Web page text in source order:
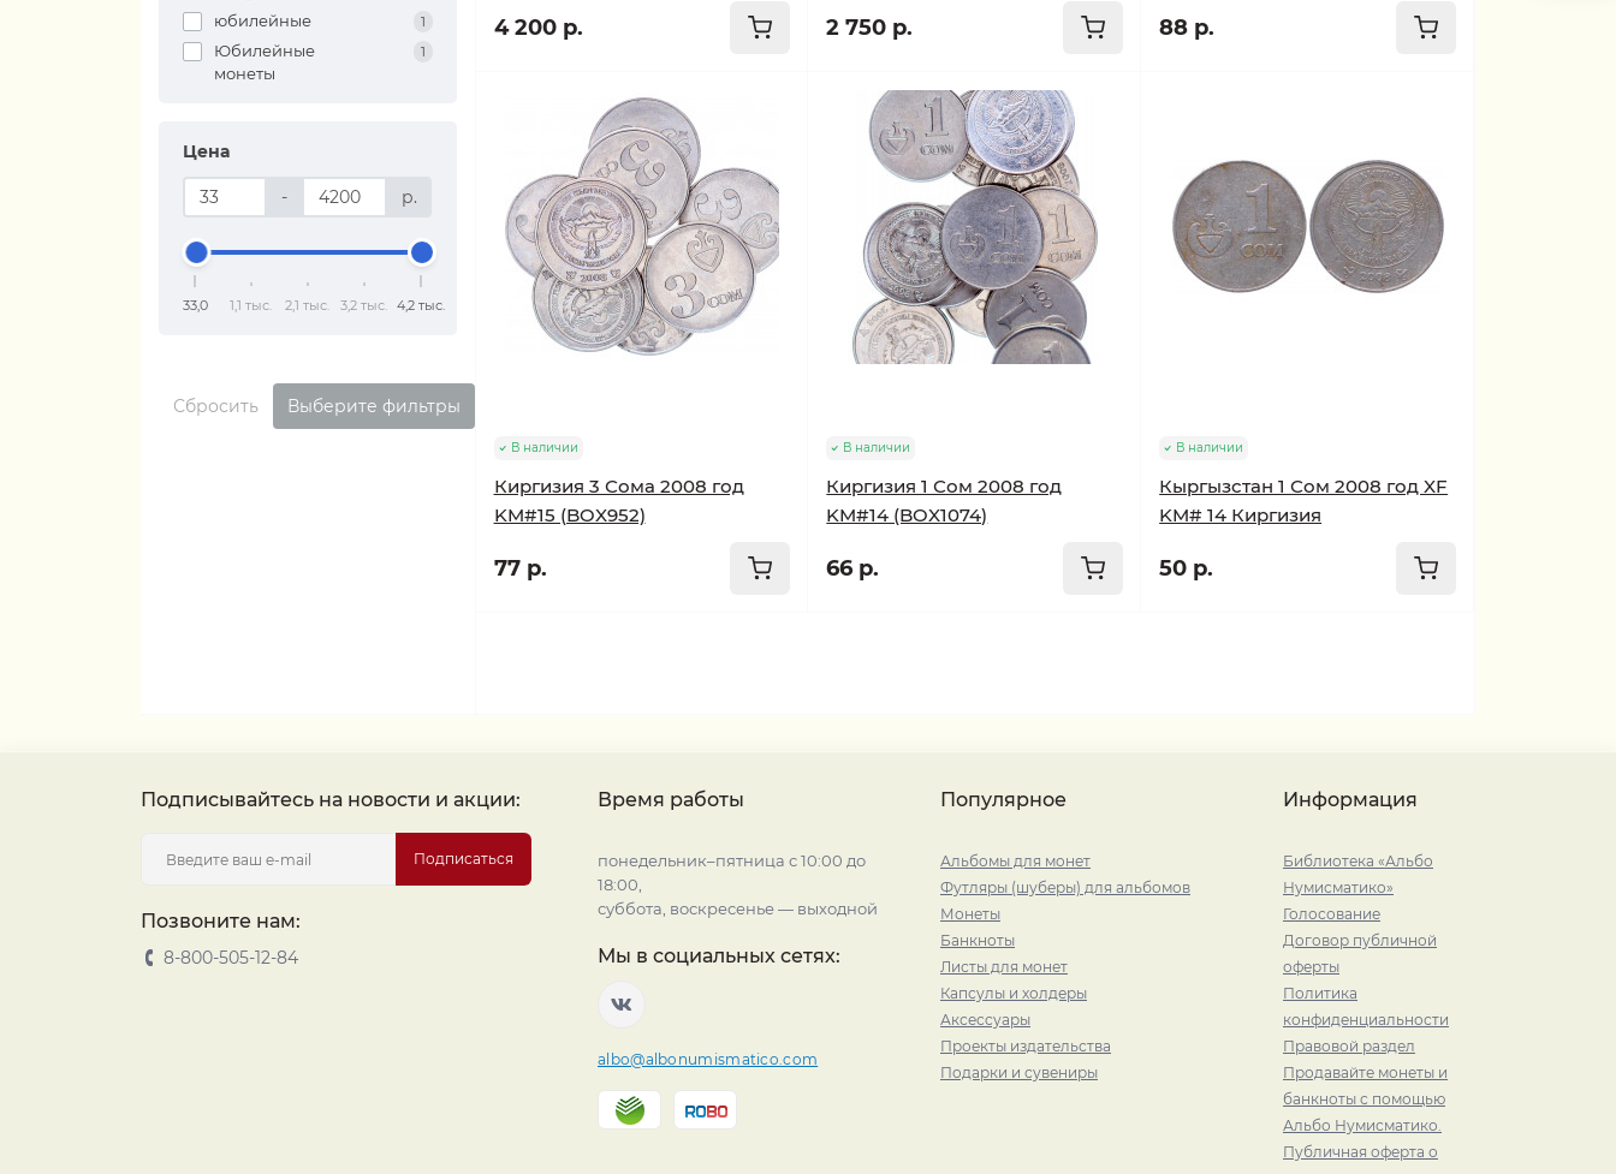
юбилейные 1
Юбилейные
монеты
1
Цена
- р.
33,0 1,1 тыс. 2,1 тыс. 3,2 тыс. 4,2 тыс.
Сбросить Выберите фильтры
4 200 р. 2 750 р. 88 р.
В наличии
Киргизия 3 Сома 2008 год
KM#15 (BOX952)
77 р.
В наличии
Киргизия 1 Сом 2008 год
KM#14 (BOX1074)
66 р.
В наличии
Кыргызстан 1 Сом 2008 год XF
KM# 14 Киргизия
50 р.
Подписывайтесь на новости и акции:
Подписаться
Позвоните нам:
8-800-505-12-84
Время работы
понедельник–пятница с 10:00 до
18:00,
суббота, воскресенье — выходной
Мы в социальных сетях:
albo@albonumismatico.com
Популярное
Альбомы для монет
Футляры (шуберы) для альбомов
Монеты
Банкноты
Листы для монет
Капсулы и холдеры
Аксессуары
Проекты издательства
Подарки и сувениры
Информация
Библиотека «Альбо
Нумисматико»
Голосование
Договор публичной
оферты
Политика
конфиденциальности
Правовой раздел
Продавайте монеты и
банкноты с помощью
Альбо Нумисматико.
Публичная оферта о